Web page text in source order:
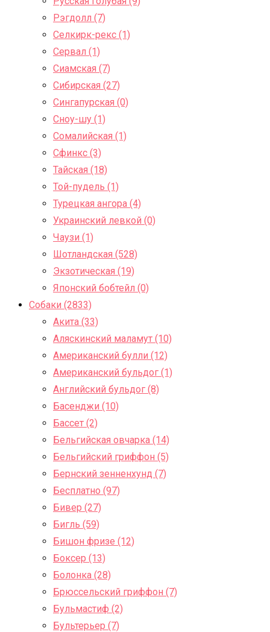
Рэгдолл (7)
Селкирк-рекс (1)
Сервал (1)
Сиамская (7)
Сибирская (27)
Сингапурская (0)
Сноу-шу (1)
Сомалийская (1)
Сфинкс (3)
Тайская (18)
Той-пудель (1)
Турецкая ангора (4)
Украинский левкой (0)
Чаузи (1)
Шотландская (528)
Экзотическая (19)
Японский бобтейл (0)
Собаки (2833)
Акита (33)
Аляскинский маламут (10)
Американский булли (12)
Американский бульдог (1)
Английский бульдог (8)
Басенджи (10)
Бассет (2)
Бельгийская овчарка (14)
Бельгийский гриффон (5)
Бернский зенненхунд (7)
Бесплатно (97)
Бивер (27)
Бигль (59)
Бишон фризе (12)
Боксер (13)
Болонка (28)
Брюссельский гриффон (7)
Бульмастиф (2)
Бультерьер (7)